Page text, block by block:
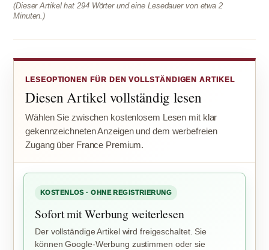
(Dieser Artikel hat 294 Wörter und eine Lesedauer von etwa 2
Minuten.)
LESEOPTIONEN FÜR DEN VOLLSTÄNDIGEN ARTIKEL
Diesen Artikel vollständig lesen
Wählen Sie zwischen kostenlosem Lesen mit klar
gekennzeichneten Anzeigen und dem werbefreien
Zugang über France Premium.
KOSTENLOS · OHNE REGISTRIERUNG
Sofort mit Werbung weiterlesen
Der vollständige Artikel wird freigeschaltet. Sie
können Google-Werbung zustimmen oder sie